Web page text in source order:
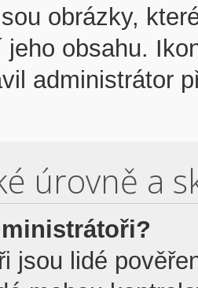
obrázky,
jeho obsahu.
administrátor
úrovně a
jsou lidé